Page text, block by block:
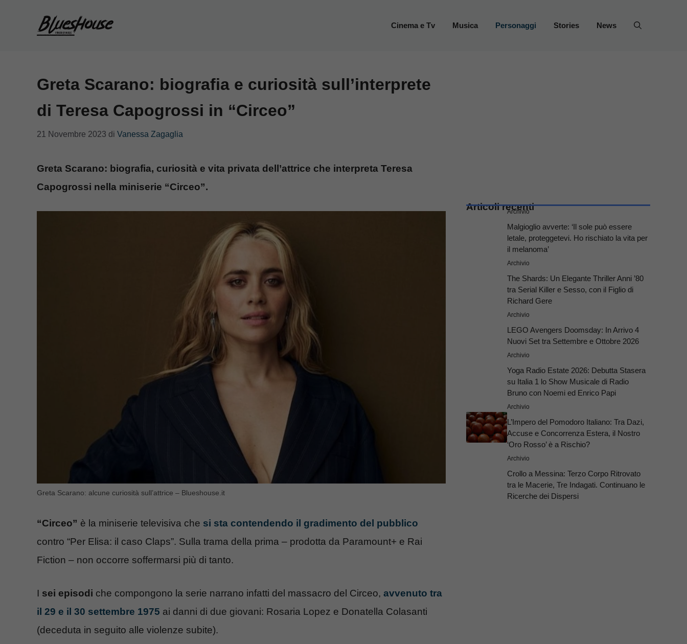
Cinema e Tv Musica Personaggi Stories News
Greta Scarano: biografia e curiosità sull’interprete
di Teresa Capogrossi in “Circeo”
21 Novembre 2023 di Vanessa Zagaglia
Greta Scarano: biografia, curiosità e vita privata dell’attrice che interpreta Teresa
Capogrossi nella miniserie “Circeo”.
Greta Scarano: alcune curiosità sull’attrice – Blueshouse.it
“Circeo” è la miniserie televisiva che si sta contendendo il gradimento del pubblico
contro “Per Elisa: il caso Claps”. Sulla trama della prima – prodotta da Paramount+ e Rai
Fiction – non occorre soffermarsi più di tanto.
I sei episodi che compongono la serie narrano infatti del massacro del Circeo, avvenuto tra
il 29 e il 30 settembre 1975 ai danni di due giovani: Rosaria Lopez e Donatella Colasanti
(deceduta in seguito alle violenze subite).
Articoli recenti
Archivio
Malgioglio avverte: ‘Il sole può essere
letale, proteggetevi. Ho rischiato la vita per
il melanoma’
Archivio
The Shards: Un Elegante Thriller Anni ’80
tra Serial Killer e Sesso, con il Figlio di
Richard Gere
Archivio
LEGO Avengers Doomsday: In Arrivo 4
Nuovi Set tra Settembre e Ottobre 2026
Archivio
Yoga Radio Estate 2026: Debutta Stasera
su Italia 1 lo Show Musicale di Radio
Bruno con Noemi ed Enrico Papi
Archivio
L’Impero del Pomodoro Italiano: Tra Dazi,
Accuse e Concorrenza Estera, il Nostro
‘Oro Rosso’ è a Rischio?
Archivio
Crollo a Messina: Terzo Corpo Ritrovato
tra le Macerie, Tre Indagati. Continuano le
Ricerche dei Dispersi